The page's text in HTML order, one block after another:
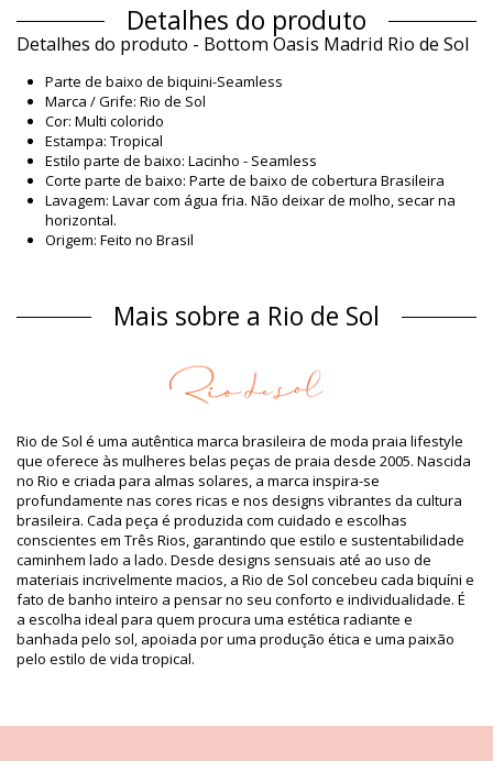
Detalhes do produto
Detalhes do produto - Bottom Oasis Madrid Rio de Sol
Parte de baixo de biquini-Seamless
Marca / Grife: Rio de Sol
Cor: Multi colorido
Estampa: Tropical
Estilo parte de baixo: Lacinho - Seamless
Corte parte de baixo: Parte de baixo de cobertura Brasileira
Lavagem: Lavar com água fria. Não deixar de molho, secar na
horizontal.
Origem: Feito no Brasil
Material
Material: 84% Polyamide, 16% Elastane - OEKO-TEX - Chlorine
Forro: 84% Biodegradable Nylon (AMNI SOUL ECO), 16%
Spandex (LYCRA) - OEKO-TEX - Chlorine Resistant
Informação do produto
Departamento: Mulher, Parte de baixo de biquini
O pacote inclui: 1 x Parte de baixo de biquini (Outros
acessórios não incluídos)
HS CODE / NCM: 6112.41.0010
SKU: 1981121383
EAN: XS (7899810304353), S (7899810304360), M (7899810304377),
L (7899810304384), XL (7899810304391)
Peso: 45g / 0.1lb / 1.59oz
O desenho não é exato, pode variar de acordo com o corte
Fotos retocadas
Instruções de cuidados para: Rio de Sol Bottom Oasis
Mais sobre a Rio de Sol
Rio de Sol é uma autêntica marca brasileira de moda praia lifestyle
que oferece às mulheres belas peças de praia desde 2005. Nascida
no Rio e criada para almas solares, a marca inspira-se
profundamente nas cores ricas e nos designs vibrantes da cultura
brasileira. Cada peça é produzida com cuidado e escolhas
conscientes em Três Rios, garantindo que estilo e sustentabilidade
caminhem lado a lado. Desde designs sensuais até ao uso de
materiais incrivelmente macios, a Rio de Sol concebeu cada biquíni e
fato de banho inteiro a pensar no seu conforto e individualidade. É
a escolha ideal para quem procura uma estética radiante e
banhada pelo sol, apoiada por uma produção ética e uma paixão
pelo estilo de vida tropical.